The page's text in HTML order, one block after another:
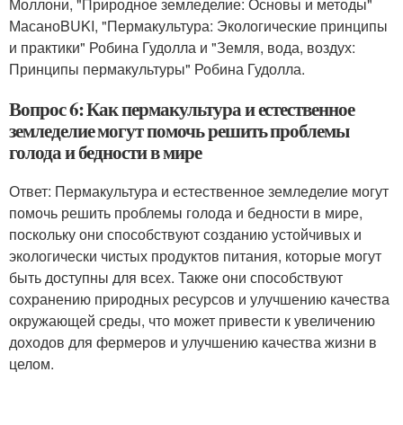
МасаноBUKI, "Пермакультура: Экологические принципы
и практики" Робина Гудолла и "Земля, вода, воздух:
Принципы пермакультуры" Робина Гудолла.
Вопрос 6: Как пермакультура и естественное
земледелие могут помочь решить проблемы
голода и бедности в мире
Ответ: Пермакультура и естественное земледелие могут
помочь решить проблемы голода и бедности в мире,
поскольку они способствуют созданию устойчивых и
экологически чистых продуктов питания, которые могут
быть доступны для всех. Также они способствуют
сохранению природных ресурсов и улучшению качества
окружающей среды, что может привести к увеличению
доходов для фермеров и улучшению качества жизни в
целом.